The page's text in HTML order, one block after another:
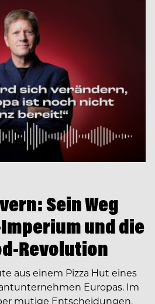
Sein Weg
und die
Revolution
aus einem Pizza Hut eines
Europas. Im
mutige Entscheidungen,